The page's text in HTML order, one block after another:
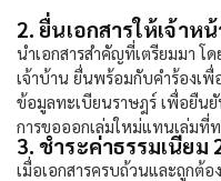
2. ยื่นเอกสารให้เจ้า
นำเอกสารสำคัญที่เตรียมมา โ
เจ้าบ้าน ยื่นพร้อมกับคำร้องเ
ข้อมูลทะเบียนราษฎร์ เพื่อยืน
การขอออกเล่มใหม่แทนเล่มที่
3. ชำระค่าธรรมเนียม
เมื่อเอกสารครบถ้วนและถูกต้อ